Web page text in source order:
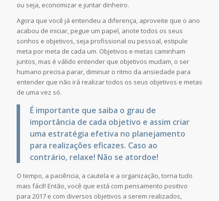
ou seja, economizar e juntar dinheiro.
Agora que você já entendeu a diferença, aproveite que o ano
acabou de iniciar, pegue um papel, anote todos os seus
sonhos e objetivos, seja profissional ou pessoal, estipule
meta por meta de cada um. Objetivos e metas caminham
juntos, mas é válido entender que objetivos mudam, o ser
humano precisa parar, diminuir o ritmo da ansiedade para
entender que não irá realizar todos os seus objetivos e metas
de uma vez só.
É importante que saiba o grau de
importância de cada objetivo e assim criar
uma estratégia efetiva no planejamento
para realizações eficazes. Caso ao
contrário, relaxe! Não se atordoe!
O tempo, a paciência, a cautela e a organização, torna tudo
mais fácil! Então, você que está com pensamento positivo
para 2017 e com diversos objetivos a serem realizados,